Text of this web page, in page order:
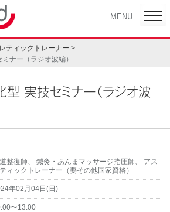
MENU
ティックトレーナー
ナー（ラジオ波編）
型 実技セミナー（ラジオ波
整復師、 鍼灸・あんまマッサージ指圧師、
アス
ィックトレーナー（要その他国家資格）
年02月04日(日)
〜13:00